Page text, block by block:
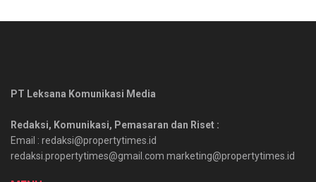
PT Leksana Komunikasi Media
Redaksi, Komunikasi, Pemasaran dan Riset :
Email : redaksi@propertytimes.id
redaksi.propertytimes@gmail.com marketing@propertytimes.id